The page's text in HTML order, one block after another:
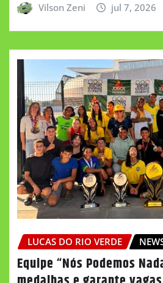
Vilson Zeni jul 7, 2026
LUCAS DO RIO VERDE
Equipe “Nós Podemos